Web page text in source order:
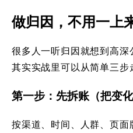
做归因，不用一上
很多人一听归因就想到高深
其实实战里可以从简单三步
第一步：先拆账（把变化
按渠道、时间、人群、页面